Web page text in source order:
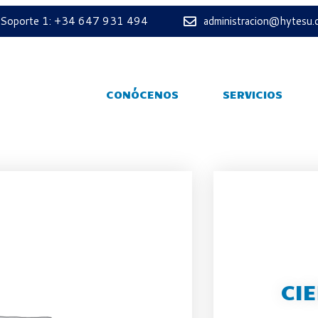
Soporte 1: +34 647 931 494
CONÓCENOS SERVICIOS